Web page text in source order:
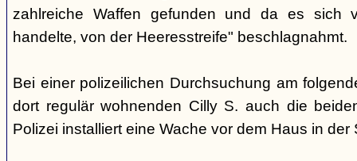
zahlreiche Waffen gefunden und da es sich
handelte, von der Heeresstreife" beschlagnahmt.
Bei einer polizeilichen Durchsuchung am
dort regulär wohnenden Cilly S. auch die
Polizei installiert eine Wache vor dem Haus in